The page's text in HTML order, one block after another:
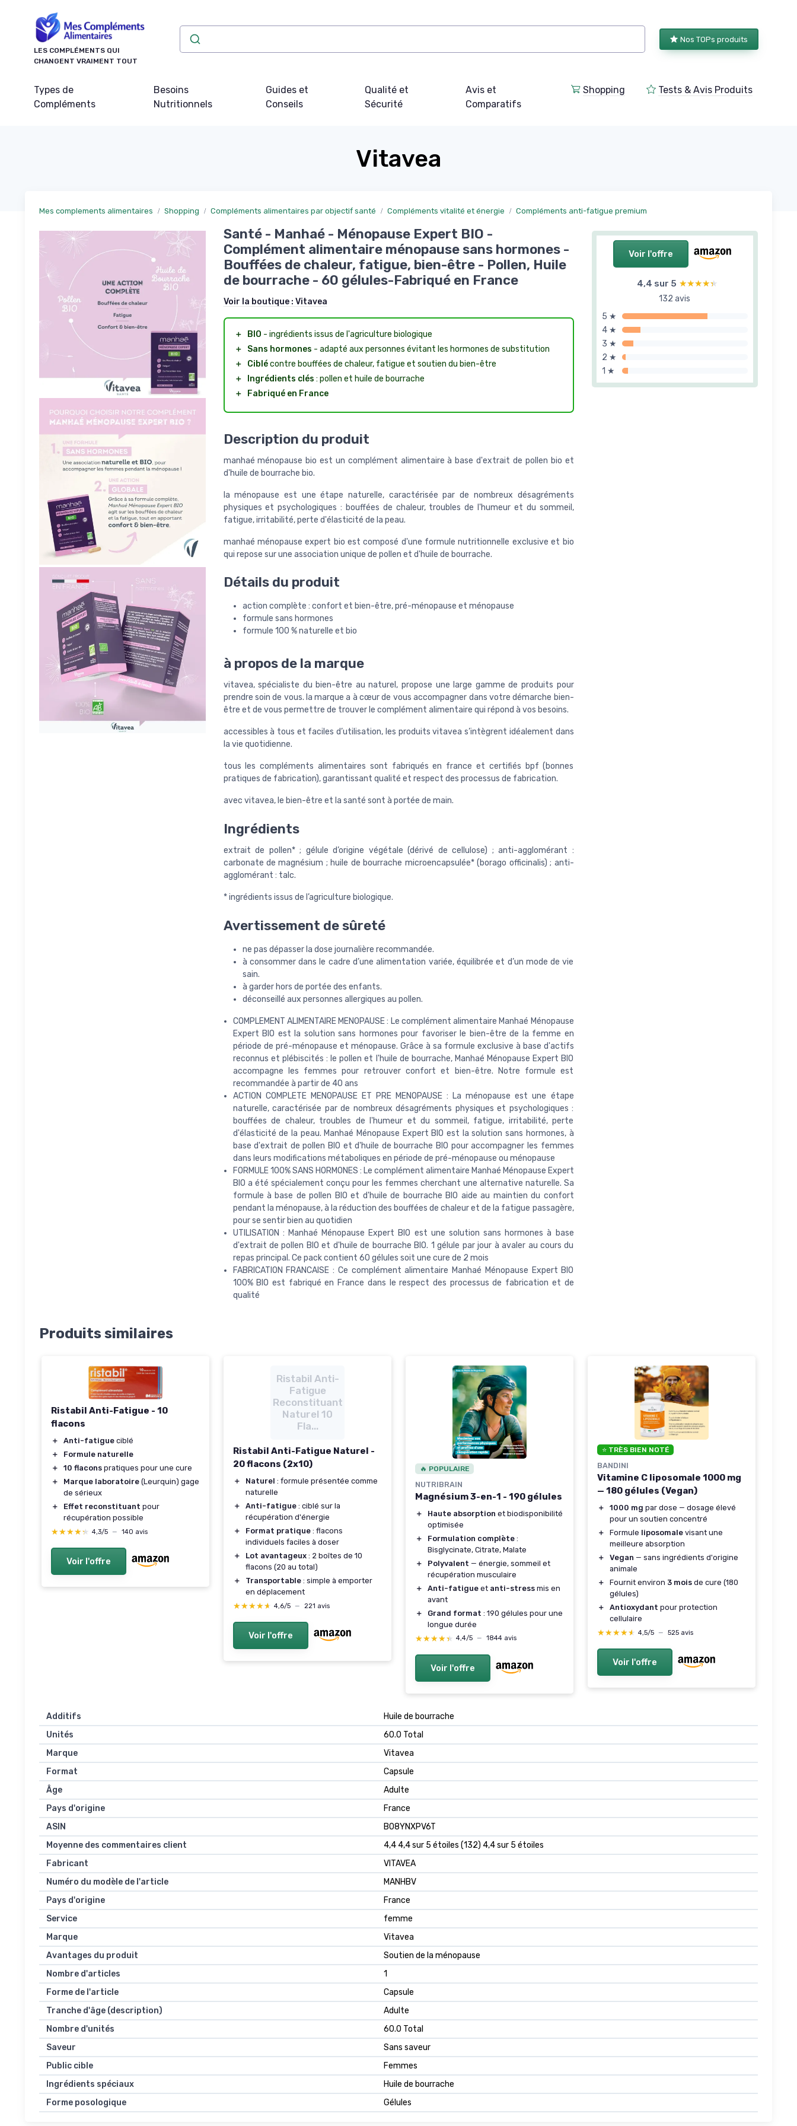
LES COMPLÉMENTS QUI
CHANGENT VRAIMENT TOUT
Nos TOPs produits
Types de
Compléments
Besoins
Nutritionnels
Guides et
Conseils
Qualité et
Sécurité
Avis et
Comparatifs
Shopping Tests & Avis Produits
Vitavea
Mes complements alimentaires Shopping Compléments alimentaires par objectif santé Compléments vitalité et énergie Compléments anti-fatigue premium
Voir l'offre
4,4 sur 5 ★★★★★
★★★★★
132 avis
5 ★
4 ★
3 ★
2 ★
1 ★
Santé - Manhaé - Ménopause Expert BIO -
Complément alimentaire ménopause sans hormones -
Bouffées de chaleur, fatigue, bien-être - Pollen, Huile
de bourrache - 60 gélules-Fabriqué en France
Voir la boutique : Vitavea
＋ BIO - ingrédients issus de l'agriculture biologique
＋
Sans hormones - adapté aux personnes évitant les hormones de substitution
＋
Ciblécontre bouffées de chaleur, fatigue et soutien du bien-être
＋
Ingrédients clés : pollen et huile de bourrache
＋
Fabriqué en France
Description du produit
manhaé ménopause bio est un complément alimentaire à base d'extrait de pollen bio et
d'huile de bourrache bio.
la ménopause est une étape naturelle, caractérisée par de nombreux désagréments
physiques et psychologiques : bouffées de chaleur, troubles de l'humeur et du sommeil,
fatigue, irritabilité, perte d'élasticité de la peau.
manhaé ménopause expert bio est composé d'une formule nutritionnelle exclusive et bio
qui repose sur une association unique de pollen et d'huile de bourrache.
Détails du produit
action complète : confort et bien-être, pré-ménopause et ménopause
formule sans hormones
formule 100 % naturelle et bio
à propos de la marque
vitavea, spécialiste du bien-être au naturel, propose une large gamme de produits pour
prendre soin de vous. la marque a à cœur de vous accompagner dans votre démarche bien-
être et de vous permettre de trouver le complément alimentaire qui répond à vos besoins.
accessibles à tous et faciles d’utilisation, les produits vitavea s’intègrent idéalement dans
la vie quotidienne.
tous les compléments alimentaires sont fabriqués en france et certifiés bpf (bonnes
pratiques de fabrication), garantissant qualité et respect des processus de fabrication.
avec vitavea, le bien-être et la santé sont à portée de main.
Ingrédients
extrait de pollen* ; gélule d’origine végétale (dérivé de cellulose) ; anti-agglomérant :
carbonate de magnésium ; huile de bourrache microencapsulée* (borago officinalis) ; anti-
agglomérant : talc.
* ingrédients issus de l’agriculture biologique.
Avertissement de sûreté
ne pas dépasser la dose journalière recommandée.
à consommer dans le cadre d’une alimentation variée, équilibrée et d’un mode de vie
sain.
à garder hors de portée des enfants.
déconseillé aux personnes allergiques au pollen.
COMPLEMENT ALIMENTAIRE MENOPAUSE : Le complément alimentaire Manhaé Ménopause
Expert BIO est la solution sans hormones pour favoriser le bien-être de la femme en
période de pré-ménopause et ménopause. Grâce à sa formule exclusive à base d'actifs
reconnus et plébiscités : le pollen et l'huile de bourrache, Manhaé Ménopause Expert BIO
accompagne les femmes pour retrouver confort et bien-être. Notre formule est
recommandée à partir de 40 ans
ACTION COMPLETE MENOPAUSE ET PRE MENOPAUSE : La ménopause est une étape
naturelle, caractérisée par de nombreux désagréments physiques et psychologiques :
bouffées de chaleur, troubles de l'humeur et du sommeil, fatigue, irritabilité, perte
d'élasticité de la peau. Manhaé Ménopause Expert BIO est la solution sans hormones, à
base d'extrait de pollen BIO et d'huile de bourrache BIO pour accompagner les femmes
dans leurs modifications métaboliques en période de pré-ménopause ou ménopause
FORMULE 100% SANS HORMONES : Le complément alimentaire Manhaé Ménopause Expert
BIO a été spécialement conçu pour les femmes cherchant une alternative naturelle. Sa
formule à base de pollen BIO et d'huile de bourrache BIO aide au maintien du confort
pendant la ménopause, à la réduction des bouffées de chaleur et de la fatigue passagère,
pour se sentir bien au quotidien
UTILISATION : Manhaé Ménopause Expert BIO est une solution sans hormones à base
d'extrait de pollen BIO et d'huile de bourrache BIO. 1 gélule par jour à avaler au cours du
repas principal. Ce pack contient 60 gélules soit une cure de 2 mois
FABRICATION FRANCAISE : Ce complément alimentaire Manhaé Ménopause Expert BIO
100% BIO est fabriqué en France dans le respect des processus de fabrication et de
qualité
Produits similaires
Ristabil Anti-Fatigue - 10
flacons
＋ Anti-fatigue ciblé
＋
Formule naturelle
＋
10 flacons pratiques pour une cure
＋
Marque laboratoire (Leurquin) gage
de sérieux
＋
Effet reconstituant pour
récupération possible
★★★★★
★★★★★ 4,3/5 — 140 avis
Voir l'offre
Ristabil Anti-
Fatigue
Reconstituant
Naturel 10
Fla...
Ristabil Anti-Fatigue Naturel -
20 flacons (2x10)
＋ Naturel : formule présentée comme
naturelle
＋
Anti-fatigue : ciblé sur la
récupération d'énergie
＋
Format pratique : flacons
individuels faciles à doser
＋
Lot avantageux : 2 boîtes de 10
flacons (20 au total)
＋
Transportable : simple à emporter
en déplacement
★★★★★
★★★★★ 4,6/5 — 221 avis
Voir l'offre
🔥 POPULAIRE
NUTRIBRAIN
Magnésium 3-en-1 - 190 gélules
＋ Haute absorption et biodisponibilité
optimisée
＋
Formulation complète :
Bisglycinate, Citrate, Malate
＋
Polyvalent — énergie, sommeil et
récupération musculaire
＋
Anti-fatigue et anti-stress mis en
avant
＋
Grand format : 190 gélules pour une
longue durée
★★★★★
★★★★★ 4,4/5 — 1844 avis
Voir l'offre
⭐ TRÈS BIEN NOTÉ
BANDINI
Vitamine C liposomale 1000 mg
— 180 gélules (Vegan)
＋ 1000 mg par dose — dosage élevé
pour un soutien concentré
＋
Formule liposomale visant une
meilleure absorption
＋
Vegan — sans ingrédients d'origine
animale
＋
Fournit environ 3 mois de cure (180
gélules)
＋
Antioxydant pour protection
cellulaire
★★★★★
★★★★★ 4,5/5 — 525 avis
Voir l'offre
Additifs
‎Huile de bourrache
Unités
‎60.0 Total
Marque
‎Vitavea
Format
‎Capsule
Âge
‎Adulte
Pays d'origine
‎France
ASIN
B08YNXPV6T
Moyenne des commentaires client
4,4 4,4 sur 5 étoiles (132) 4,4 sur 5 étoiles
Fabricant
VITAVEA
Numéro du modèle de l'article
MANHBV
Pays d'origine
France
Service
femme
Marque
Vitavea
Avantages du produit
Soutien de la ménopause
Nombre d'articles
1
Forme de l'article
Capsule
Tranche d'âge (description)
Adulte
Nombre d'unités
60.0 Total
Saveur
Sans saveur
Public cible
Femmes
Ingrédients spéciaux
Huile de bourrache
Forme posologique
Gélules